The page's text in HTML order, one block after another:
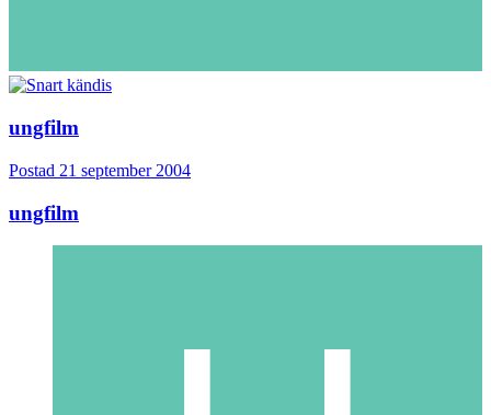
ungfilm
Postad 21 september 2004
ungfilm